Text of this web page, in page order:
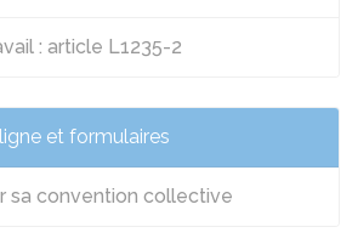
: article L1235-2
et formulaires
sa convention collective